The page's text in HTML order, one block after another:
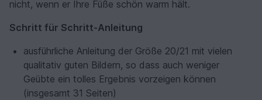
nicht, wenn er Ihre Füße schön warm hält.
Schritt für Schritt-Anleitung
ausführliche Anleitung der Größe 20/21 mit vielen
qualitativ guten Bildern, so dass auch weniger
Geübte ein tolles Ergebnis vorzeigen können
(insgesamt 31 Seiten)